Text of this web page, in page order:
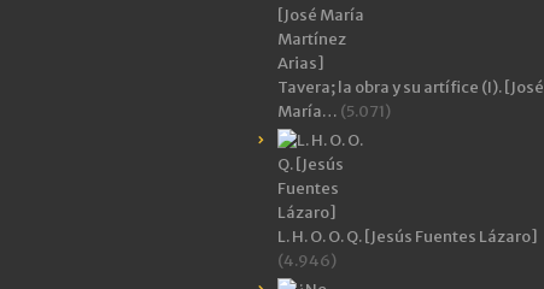
Tavera; la obra y su artífice (I). [José
María… (5.071)
L. H. O. O. Q. [Jesús Fuentes Lázaro]
(4.946)